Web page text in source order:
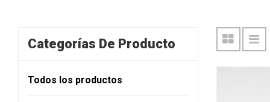
Categorías De Producto
Todos los productos